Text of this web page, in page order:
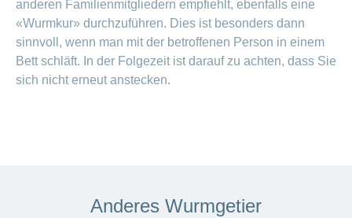
anderen Familienmitgliedern empfiehlt, ebenfalls eine
«Wurmkur» durchzuführen. Dies ist besonders dann
sinnvoll, wenn man mit der betroffenen Person in einem
Bett schläft. In der Folgezeit ist darauf zu achten, dass Sie
sich nicht erneut anstecken.
Anderes Wurmgetier